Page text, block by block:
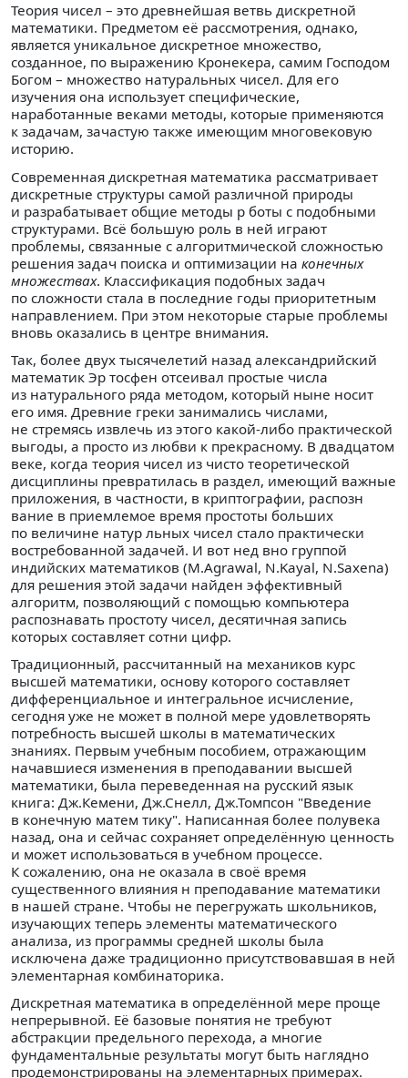
Теория чисел – это древнейшая ветвь дискретной
математики. Предметом её рассмотрения, однако,
является уникальное дискретное множество,
созданное, по выражению Кронекера, самим Господом
Богом – множество натуральных чисел. Для его
изучения она использует специфические,
наработанные веками методы, которые применяются
к задачам, зачастую также имеющим многовековую
историю.
Современная дискретная математика рассматривает
дискретные структуры самой различной природы
и разрабатывает общие методы р боты с подобными
структурами. Всё большую роль в ней играют
проблемы, связанные с алгоритмической сложностью
решения задач поиска и оптимизации на конечных
множествах. Классификация подобных задач
по сложности стала в последние годы приоритетным
направлением. При этом некоторые старые проблемы
вновь оказались в центре внимания.
Так, более двух тысячелетий назад александрийский
математик Эр тосфен отсеивал простые числа
из натурального ряда методом, который ныне носит
его имя. Древние греки занимались числами,
не стремясь извлечь из этого какой-либо практической
выгоды, а просто из любви к прекрасному. В двадцатом
веке, когда теория чисел из чисто теоретической
дисциплины превратилась в раздел, имеющий важные
приложения, в частности, в криптографии, распозн
вание в приемлемое время простоты больших
по величине натур льных чисел стало практически
востребованной задачей. И вот нед вно группой
индийских математиков (M.Agrawal, N.Kayal, N.Saxena)
для решения этой задачи найден эффективный
алгоритм, позволяющий с помощью компьютера
распознавать простоту чисел, десятичная запись
которых составляет сотни цифр.
Традиционный, рассчитанный на механиков курс
высшей математики, основу которого составляет
дифференциальное и интегральное исчисление,
сегодня уже не может в полной мере удовлетворять
потребность высшей школы в математических
знаниях. Первым учебным пособием, отражающим
начавшиеся изменения в преподавании высшей
математики, была переведенная на русский язык
книга: Дж.Кемени, Дж.Снелл, Дж.Томпсон "Введение
в конечную матем тику". Написанная более полувека
назад, она и сейчас сохраняет определённую ценность
и может использоваться в учебном процессе.
К сожалению, она не оказала в своё время
существенного влияния н преподавание математики
в нашей стране. Чтобы не перегружать школьников,
изучающих теперь элементы математического
анализа, из программы средней школы была
исключена даже традиционно присутствовавшая в ней
элементарная комбинаторика.
Дискретная математика в определённой мере проще
непрерывной. Её базовые понятия не требуют
абстракции предельного перехода, а многие
фундаментальные результаты могут быть наглядно
продемонстрированы на элементарных примерах.